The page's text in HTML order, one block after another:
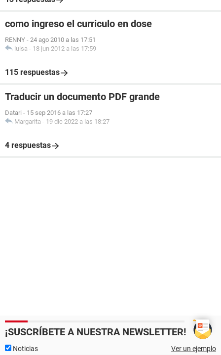
como ingreso el curriculo en dose
RENNY - 24 ago 2010 a las 17:51
luisa - 18 jun 2012 a las 17:59
115 respuestas
Traducir un documento PDF grande
Datari - 15 sep 2016 a las 17:27
Margarita - 19 dic 2022 a las 18:27
4 respuestas
¡SUSCRÍBETE A NUESTRA NEWSLETTER!
Noticias Ver un ejemplo